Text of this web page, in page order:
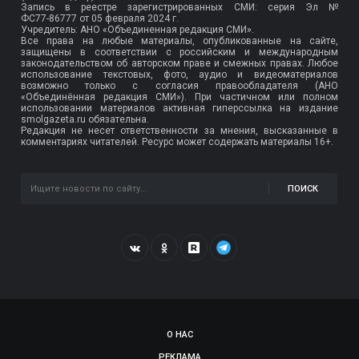
Запись в реестре зарегистрированных СМИ: серия Эл №
ФС77-86777 от 05 февраля 2024 г.
Учредитель: АНО «Объединенная редакция СМИ».
Все права на любые материалы, опубликованные на сайте,
защищены в соответствии с российским и международным
законодательством об авторском праве и смежных правах. Любое
использование текстовых, фото, аудио и видеоматериалов
возможно только с согласия правообладателя (АНО
«Объединённая редакция СМИ»). При частичном или полном
использовании материалов активная гиперссылка на издание
smolgazeta.ru обязательна.
Редакция не несет ответственности за мнения, высказанные в
комментариях читателей. Ресурс может содержать материалы 16+.
ПОИСК
О НАС
РЕКЛАМА